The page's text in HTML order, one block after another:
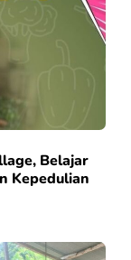
Belajar
Kepedulian